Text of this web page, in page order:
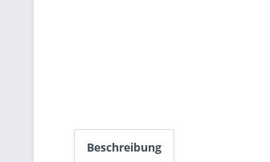
Beschreibung